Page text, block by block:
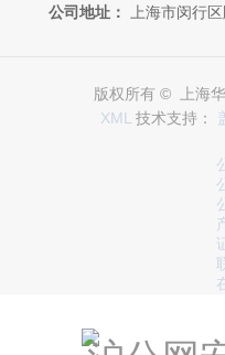
公司地址： 上海市闵行
版权所有 © 上海
XML 技术支持：